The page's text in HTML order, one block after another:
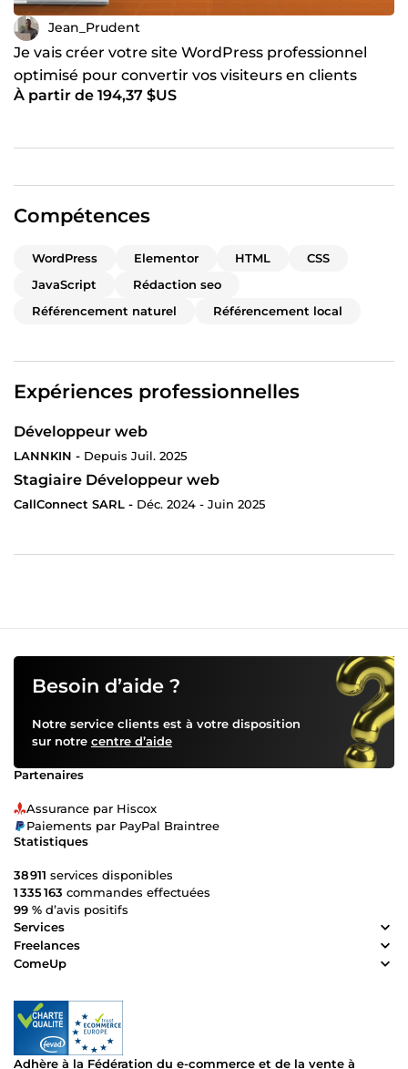
Jean_Prudent
Je vais créer votre site WordPress professionnel
optimisé pour convertir vos visiteurs en clients
À partir de 194,37 $US
Compétences
WordPress Elementor HTML
CSS
JavaScript
Rédaction seo
Référencement naturel
Référencement local
Expériences professionnelles
Développeur web
LANNKIN - Depuis Juil. 2025
Stagiaire Développeur web
CallConnect SARL - Déc. 2024 - Juin 2025
Besoin d’aide ?
Notre service clients est à votre disposition
sur notre centre d’aide
Partenaires
Assurance par Hiscox
Paiements par PayPal Braintree
Statistiques
38 911 services disponibles
1 335 163 commandes effectuées
99 % d’avis positifs
Services
Freelances
ComeUp
Adhère à la Fédération du e-commerce et de la vente à